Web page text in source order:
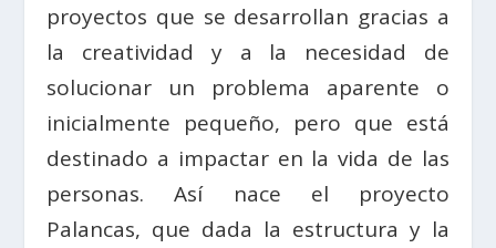
proyectos que se desarrollan gracias a
la creatividad y a la necesidad de
solucionar un problema aparente o
inicialmente pequeño, pero que está
destinado a impactar en la vida de las
personas. Así nace el proyecto
Palancas, que dada la estructura y la